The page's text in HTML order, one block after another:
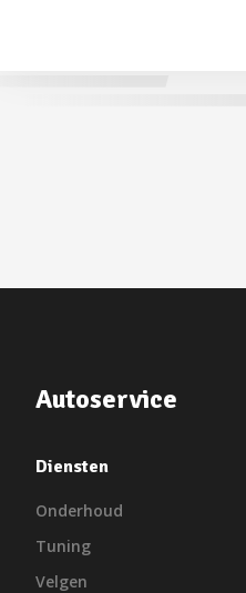
Autoservice
Diensten
Onderhoud
Tuning
Velgen